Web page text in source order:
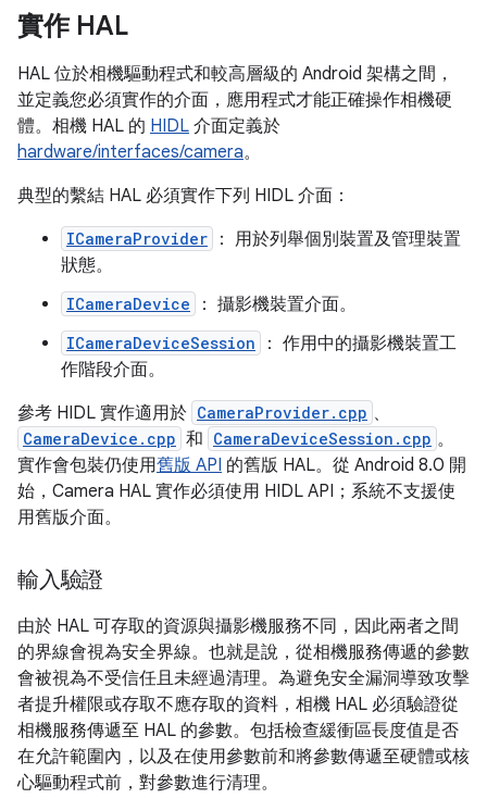
實作 HAL
HAL 位於相機驅動程式和較高層級的 Android 架構之間，
並定義您必須實作的介面，應用程式才能正確操作相機硬
體。相機 HAL 的 HIDL 介面定義於
hardware/interfaces/camera。
典型的繫結 HAL 必須實作下列 HIDL 介面：
ICameraProvider
： 用於列舉個別裝置及管理裝置
狀態。
ICameraDevice ： 攝影機裝置介面。
ICameraDeviceSession
： 作用中的攝影機裝置工
作階段介面。
參考 HIDL 實作適用於 CameraProvider.cpp 、
CameraDevice.cpp 和 CameraDeviceSession.cpp 。
實作會包裝仍使用舊版 API 的舊版 HAL。從 Android 8.0 開
始，Camera HAL 實作必須使用 HIDL API；系統不支援使
用舊版介面。
輸入驗證
由於 HAL 可存取的資源與攝影機服務不同，因此兩者之間
的界線會視為安全界線。也就是說，從相機服務傳遞的參數
會被視為不受信任且未經過清理。為避免安全漏洞導致攻擊
者提升權限或存取不應存取的資料，相機 HAL 必須驗證從
相機服務傳遞至 HAL 的參數。包括檢查緩衝區長度值是否
在允許範圍內，以及在使用參數前和將參數傳遞至硬體或核
心驅動程式前，對參數進行清理。